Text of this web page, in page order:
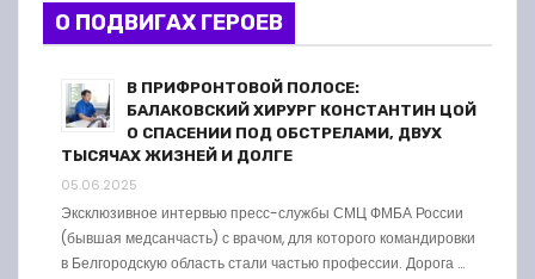
О ПОДВИГАХ ГЕРОЕВ
В ПРИФРОНТОВОЙ ПОЛОСЕ:
БАЛАКОВСКИЙ ХИРУРГ КОНСТАНТИН ЦОЙ
О СПАСЕНИИ ПОД ОБСТРЕЛАМИ, ДВУХ
ТЫСЯЧАХ ЖИЗНЕЙ И ДОЛГЕ
05.06.2025
Эксклюзивное интервью пресс-службы СМЦ ФМБА России
(бывшая медсанчасть) с врачом, для которого командировки
в Белгородскую область стали частью профессии. Дорога …